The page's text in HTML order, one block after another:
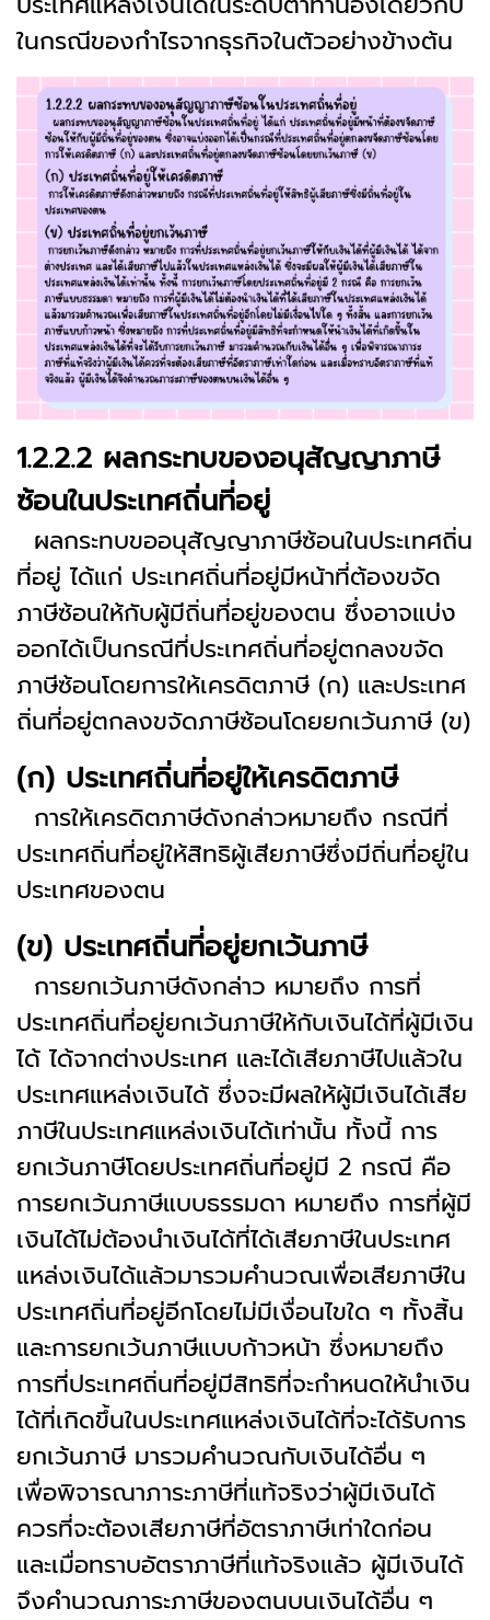
ในกรณีของกำไรจากธุรกิจในตัวอย่างข้างต้น
1.2.2.2 ผลกระทบของอนุสัญญาภาษี
ซ้อนในประเทศถิ่นที่อยู่
ผลกระทบขออนุสัญญาภาษีซ้อนในประเทศถิ่น
ที่อยู่ ได้แก่ ประเทศถิ่นที่อยู่มีหน้าที่ต้องขจัด
ภาษีซ้อนให้กับผู้มีถิ่นที่อยู่ของตน ซึ่งอาจแบ่ง
ออกได้เป็นกรณีที่ประเทศถิ่นที่อยู่ตกลงขจัด
ภาษีซ้อนโดยการให้เครดิตภาษี (ก) และประเทศ
ถิ่นที่อยู่ตกลงขจัดภาษีซ้อนโดยยกเว้นภาษี (ข)
(ก) ประเทศถิ่นที่อยู่ให้เครดิตภาษี
การให้เครดิตภาษีดังกล่าวหมายถึง กรณีที่
ประเทศถิ่นที่อยู่ให้สิทธิผู้เสียภาษีซึ่งมีถิ่นที่อยู่ใน
ประเทศของตน
(ข) ประเทศถิ่นที่อยู่ยกเว้นภาษี
การยกเว้นภาษีดังกล่าว หมายถึง การที่
ประเทศถิ่นที่อยู่ยกเว้นภาษีให้กับเงินได้ที่ผู้มีเงิน
ได้ ได้จากต่างประเทศ และได้เสียภาษีไปแล้วใน
ประเทศแหล่งเงินได้ ซึ่งจะมีผลให้ผู้มีเงินได้เสีย
ภาษีในประเทศแหล่งเงินได้เท่านั้น ทั้งนี้ การ
ยกเว้นภาษีโดยประเทศถิ่นที่อยู่มี 2 กรณี คือ
การยกเว้นภาษีแบบธรรมดา หมายถึง การที่ผู้มี
เงินได้ไม่ต้องนำเงินได้ที่ได้เสียภาษีในประเทศ
แหล่งเงินได้แล้วมารวมคำนวณเพื่อเสียภาษีใน
ประเทศถิ่นที่อยู่อีกโดยไม่มีเงื่อนไขใด ๆ ทั้งสิ้น
และการยกเว้นภาษีแบบก้าวหน้า ซึ่งหมายถึง
การที่ประเทศถิ่นที่อยู่มีสิทธิที่จะกำหนดให้นำเงิน
ได้ที่เกิดขึ้นในประเทศแหล่งเงินได้ที่จะได้รับการ
ยกเว้นภาษี มารวมคำนวณกับเงินได้อื่น ๆ
เพื่อพิจารณาภาระภาษีที่แท้จริงว่าผู้มีเงินได้
ควรที่จะต้องเสียภาษีที่อัตราภาษีเท่าใดก่อน
และเมื่อทราบอัตราภาษีที่แท้จริงแล้ว ผู้มีเงินได้
จึงคำนวณภาระภาษีของตนบนเงินได้อื่น ๆ